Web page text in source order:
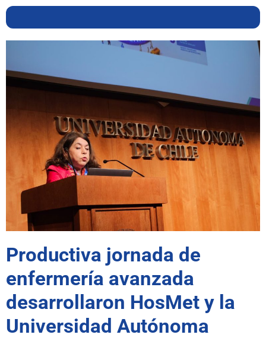
Productiva jornada de
enfermería avanzada
desarrollaron HosMet y la
Universidad Autónoma